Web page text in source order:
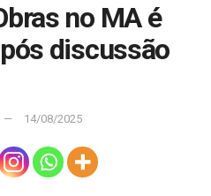
no MA é
discussão
14/08/2025